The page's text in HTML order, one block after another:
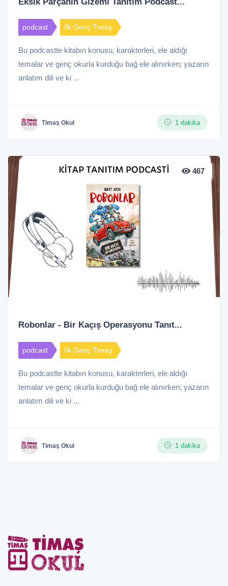
podcast İlk Genç Timaş
Bu podcastte kitabın konusu, karakterleri, ele aldığı
temalar ve genç okurla kurduğu bağ ele alınırken; yazarın
anlatım dili ve ki ...
Timaş Okul 1 dakika
467
Robonlar - Bir Kaçış Operasyonu Tanıt...
podcast İlk Genç Timaş
Bu podcastte kitabın konusu, karakterleri, ele aldığı
temalar ve genç okurla kurduğu bağ ele alınırken; yazarın
anlatım dili ve ki ...
Timaş Okul 1 dakika